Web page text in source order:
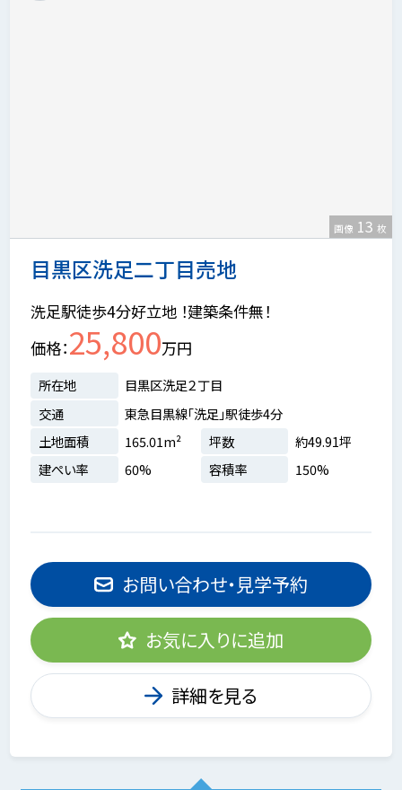
目黒区洗足二丁目売地
画像 13 枚
洗足駅徒歩4分好立地 ！建築条件無！
価格 25,800万円
所在地
目黒区洗足２丁目
交通
東急目黒線「洗足」駅徒歩4分
土地面積
165.01m² 坪数
約49.91坪
建ぺい率
60% 容積率 150%
お問い合わせ・見学予約
お気に入りに追加
詳細を見る